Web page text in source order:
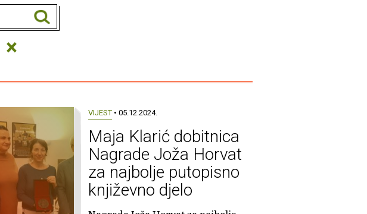
×
VIJEST • 05.12.2024.
Maja Klarić dobitnica
Nagrade Joža Horvat
za najbolje putopisno
književno djelo